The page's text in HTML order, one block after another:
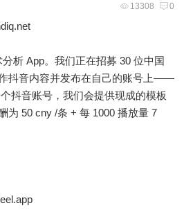
13308 0
析 App。我们正在招募 30 位中国
抖音内容并发布在自己的账号上——
抖音账号，我们会提供现成的模板
为 50 cny /条 + 每 1000 播放量 7